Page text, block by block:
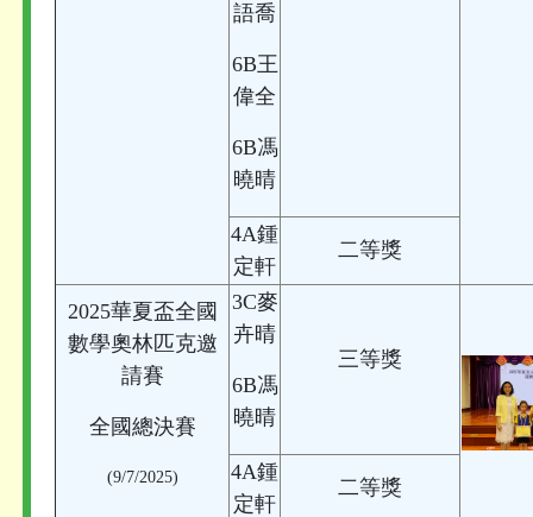
語喬
6B王
偉全
6B馮
曉晴
4A鍾
定軒
二等獎
2025華夏盃全國
數學奧林匹克邀
請賽
全國總決賽
(9/7/2025)
3C麥
卉晴
6B馮
曉晴
三等獎
4A鍾
定軒
二等獎